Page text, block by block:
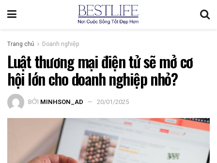
Trang chủ Doanh nghiệp
Luật thương mại điện tử sẽ mở cơ
hội lớn cho doanh nghiệp nhỏ?
BỞI MINHSON_AD 20/01/2025